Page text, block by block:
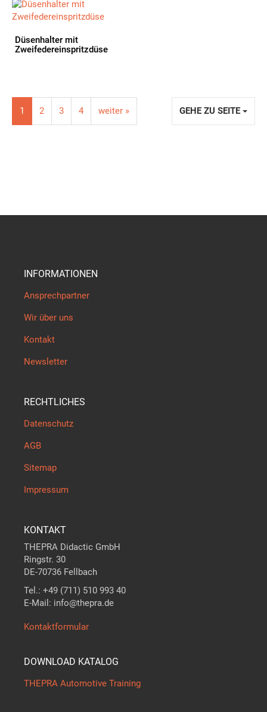
Düsenhalter mit
Zweifedereinspritzdüse
1 2 3 4 weiter » GEHE ZU SEITE
INFORMATIONEN
Ansprechpartner
Wir über uns
Kontakt
Newsletter
RECHTLICHES
Datenschutz
AGB
Sitemap
Impressum
KONTAKT
THEPRA Didactic GmbH
Ringstr. 30
DE-70736 Fellbach
Tel.: +49 (711) 510 993 40
E-Mail: info@thepra.de
Kontaktformular
DOWNLOAD KATALOG
THEPRA Automotive Training